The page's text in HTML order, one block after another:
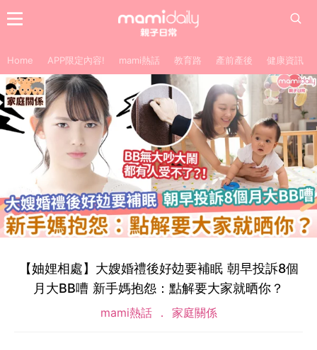
Home APP限定內容! mami熱話 教育路 產前產後 健康資訊
【妯娌相處】大嫂婚禮後好攰要補眠 朝早投訴8個
月大BB嘈 新手媽抱怨：點解要大家就晒你？
mami熱話 家庭關係